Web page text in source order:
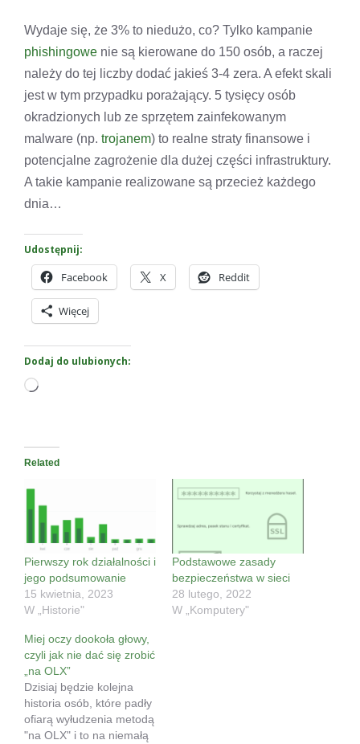
Wydaje się, że 3% to niedużo, co? Tylko kampanie
phishingowe nie są kierowane do 150 osób, a raczej
należy do tej liczby dodać jakieś 3-4 zera. A efekt skali
jest w tym przypadku porażający. 5 tysięcy osób
okradzionych lub ze sprzętem zainfekowanym
malware (np. trojanem) to realne straty finansowe i
potencjalne zagrożenie dla dużej części infrastruktury.
A takie kampanie realizowane są przecież każdego
dnia…
Udostępnij:
Facebook X Reddit
Więcej
Dodaj do ulubionych:
Wczytywanie…
Related
Pierwszy rok działalności i
jego podsumowanie
15 kwietnia, 2023
W „Historie"
Podstawowe zasady
bezpieczeństwa w sieci
28 lutego, 2022
W „Komputery"
Miej oczy dookoła głowy,
czyli jak nie dać się zrobić
„na OLX”
Dzisiaj będzie kolejna
historia osób, które padły
ofiarą wyłudzenia metodą
"na OLX" i to na niemałą